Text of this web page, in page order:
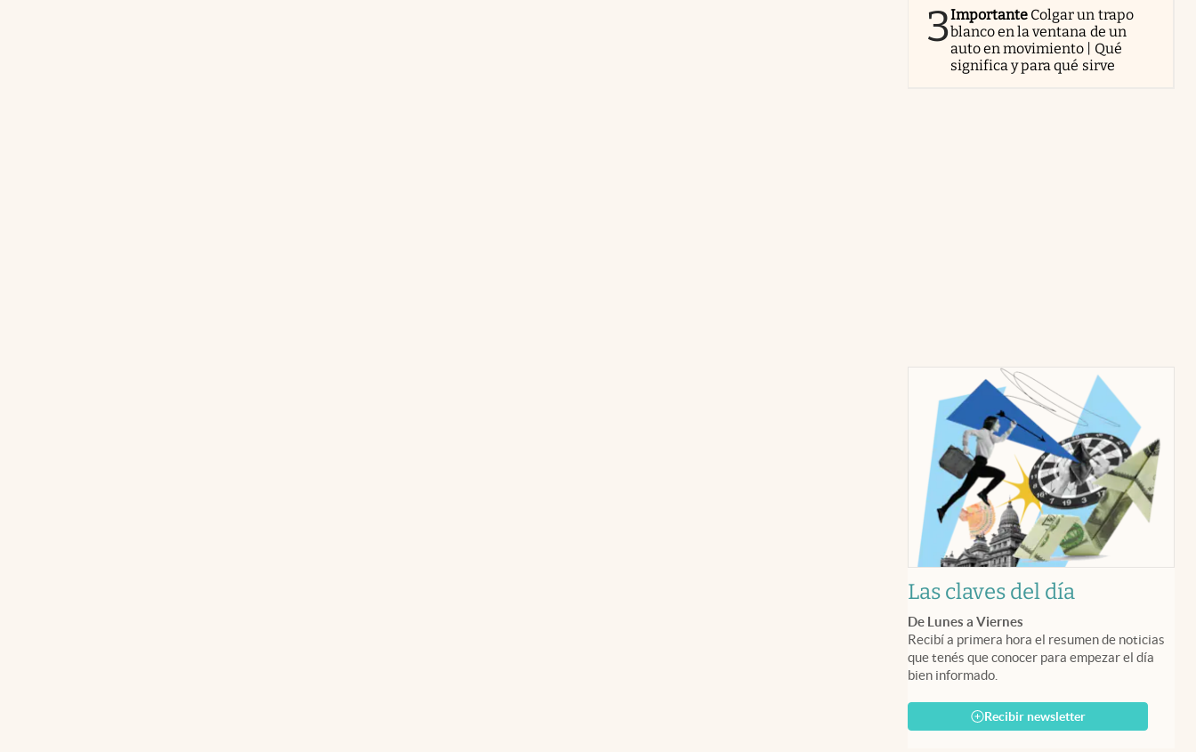
3Importante Colgar un trapo
blanco en la ventana de un
auto en movimiento | Qué
significa y para qué sirve
Las claves del día
De Lunes a Viernes
Recibí a primera hora el resumen de noticias
que tenés que conocer para empezar el día
bien informado.
Recibir newsletter